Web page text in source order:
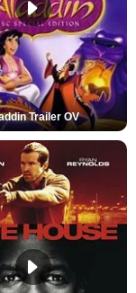
Trailer OV